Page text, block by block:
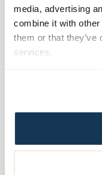
media, advertising
combine it with
them or that
services.
– Per
Vård,
Attendo för ert
– varje dag!
Läs mer omvad